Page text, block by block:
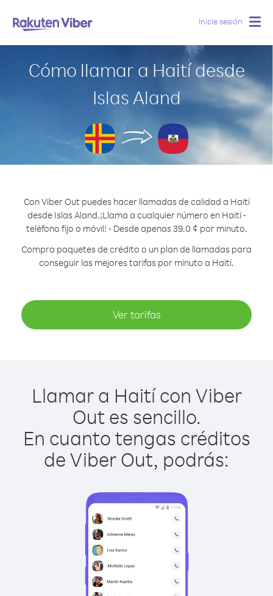
Inicie sesión
Cómo llamar a Haití desde
Islas Aland
Con Viber Out puedes hacer llamadas de calidad a Haití
desde Islas Aland.¡Llama a cualquier número en Haití -
teléfono fijo o móvil! - Desde apenas 39.0 ¢ por minuto.
Compra paquetes de crédito o un plan de llamadas para
conseguir las mejores tarifas por minuto a Haití.
Ver tarifas
Llamar a Haití con Viber
Out es sencillo.
En cuanto tengas créditos
de Viber Out, podrás: